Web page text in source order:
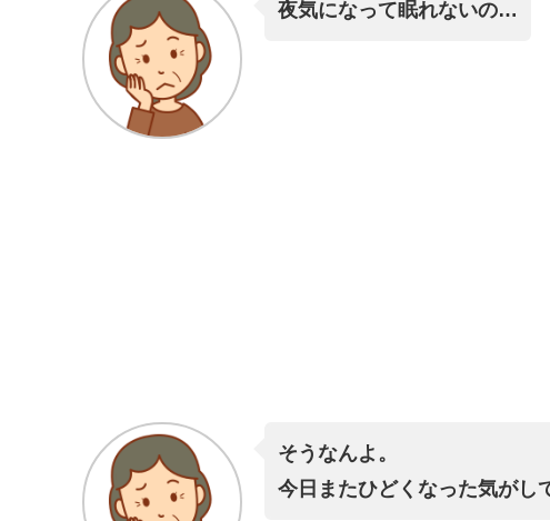
夜気になって眠れないの…
そうなんよ。
今日またひどくなった気がし